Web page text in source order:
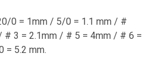
0 = 1mm / 5/0 = 1.1 mm / #
3 = 2.1mm / # 5 = 4mm / # 6 =
= 5.2 mm.